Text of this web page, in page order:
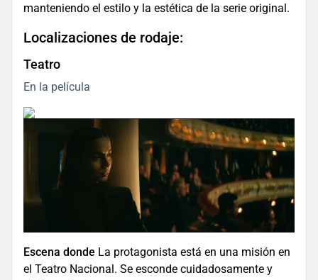
manteniendo el estilo y la estética de la serie original.
Localizaciones de rodaje:
Teatro
En la película
Escena donde La protagonista está en una misión en
el Teatro Nacional. Se esconde cuidadosamente y